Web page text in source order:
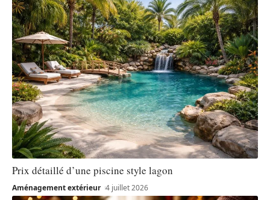
Prix détaillé d’une piscine style lagon
Aménagement extérieur 4 juillet 2026